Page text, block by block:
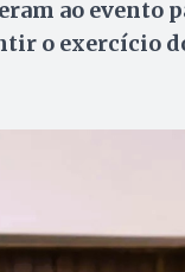
ao evento
o exercício